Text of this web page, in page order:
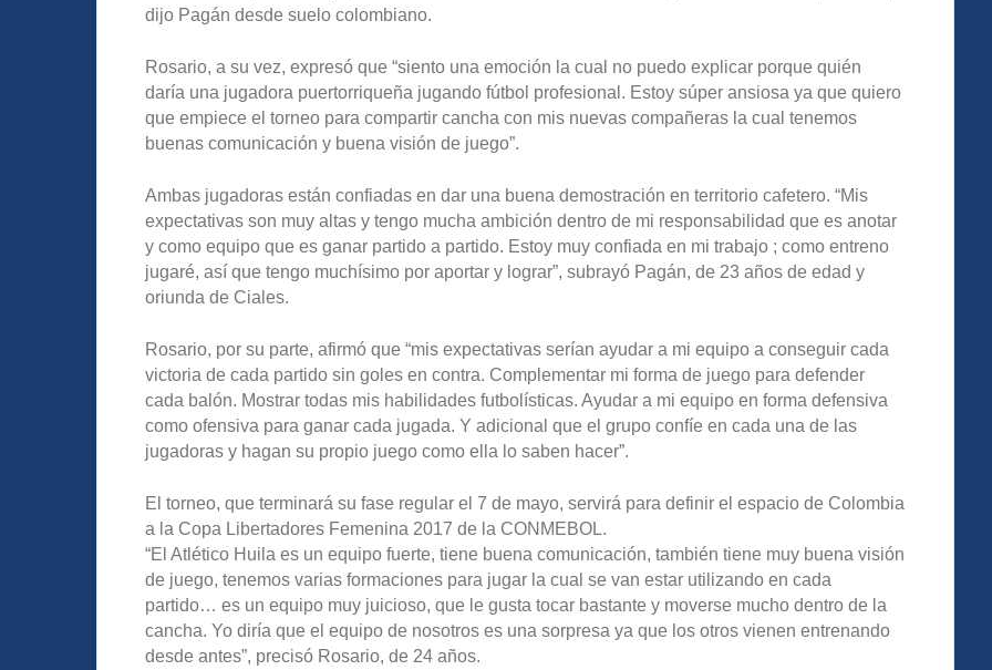
dijo Pagán desde suelo colombiano.
Rosario, a su vez, expresó que “siento una emoción la cual no puedo explicar porque quién
daría una jugadora puertorriqueña jugando fútbol profesional. Estoy súper ansiosa ya que quiero
que empiece el torneo para compartir cancha con mis nuevas compañeras la cual tenemos
buenas comunicación y buena visión de juego”.
Ambas jugadoras están confiadas en dar una buena demostración en territorio cafetero. “Mis
expectativas son muy altas y tengo mucha ambición dentro de mi responsabilidad que es anotar
y como equipo que es ganar partido a partido. Estoy muy confiada en mi trabajo ; como entreno
jugaré, así que tengo muchísimo por aportar y lograr”, subrayó Pagán, de 23 años de edad y
oriunda de Ciales.
Rosario, por su parte, afirmó que “mis expectativas serían ayudar a mi equipo a conseguir cada
victoria de cada partido sin goles en contra. Complementar mi forma de juego para defender
cada balón. Mostrar todas mis habilidades futbolísticas. Ayudar a mi equipo en forma defensiva
como ofensiva para ganar cada jugada. Y adicional que el grupo confíe en cada una de las
jugadoras y hagan su propio juego como ella lo saben hacer”.
El torneo, que terminará su fase regular el 7 de mayo, servirá para definir el espacio de Colombia
a la Copa Libertadores Femenina 2017 de la CONMEBOL.
“El Atlético Huila es un equipo fuerte, tiene buena comunicación, también tiene muy buena visión
de juego, tenemos varias formaciones para jugar la cual se van estar utilizando en cada
partido… es un equipo muy juicioso, que le gusta tocar bastante y moverse mucho dentro de la
cancha. Yo diría que el equipo de nosotros es una sorpresa ya que los otros vienen entrenando
desde antes”, precisó Rosario, de 24 años.